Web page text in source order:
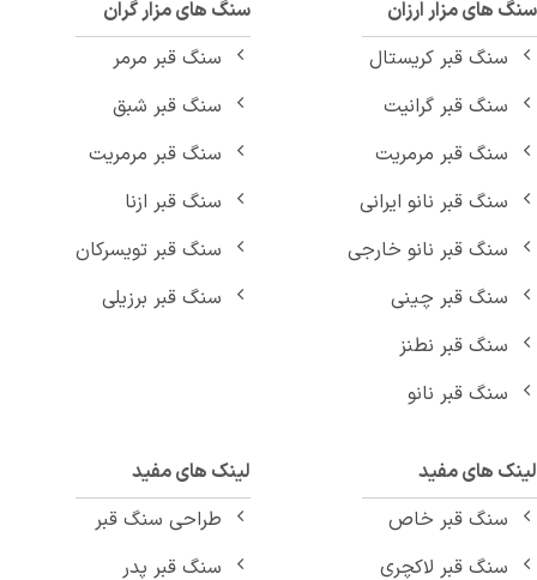
های مزار ارزان
سنگ قبر کریستال
سنگ قبر گرانیت
سنگ قبر مرمریت
سنگ قبر نانو ایرانی
سنگ قبر نانو خارجی
سنگ قبر چینی
سنگ قبر نطنز
سنگ قبر نانو
سنگ های مزار گران
سنگ قبر مرمر
سنگ قبر شبق
سنگ قبر مرمریت
سنگ قبر ازنا
سنگ قبر تویسرکان
سنگ قبر برزیلی
های مفید
سنگ قبر خاص
سنگ قبر لاکچری
لینک های مفید
طراحی سنگ قبر
سنگ قبر پدر